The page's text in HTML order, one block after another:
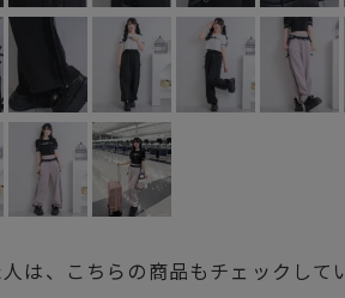
は、こちらの商品もチェックして